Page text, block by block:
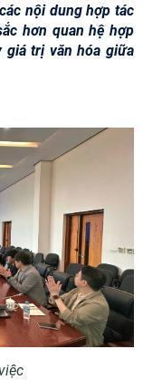
nội dung hợp tác
hơn quan hệ hợp
giá trị văn hóa giữa